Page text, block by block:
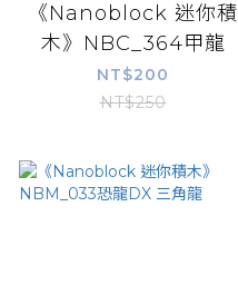
《Nanoblock 迷你積
木》NBC_364甲龍
NT$200
NT$250